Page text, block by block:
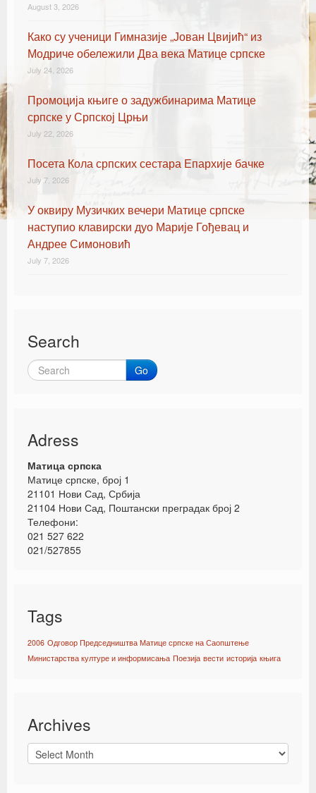
August 3, 2026
Како су ученици Гимназије „Јован Цвијић“ из
Модриче обележили Два века Матице српске
July 24, 2026
Промоција књиге о задужбинарима Матице
српске у Српској Црњи
July 22, 2026
Посета Кола српских сестара Епархије бачке
July 7, 2026
У оквиру Музичких вечери Матице српске
наступио клавирски дуо Марије Гођевац и
Андрее Симоновић
July 7, 2026
Search
Go
Adress
Матица српска
Матице српске, број 1
21101 Нови Сад, Србија
21104 Нови Сад, Поштански преградак број 2
Телефони:
021 527 622
021/527855
Tags
2006 Одговор Председништва Матице српске на Саопштење
Министарства културе и информисања Поезија вести историја књига
Archives